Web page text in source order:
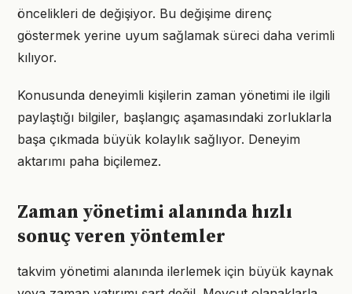
öncelikleri de değişiyor. Bu değişime direnç
göstermek yerine uyum sağlamak süreci daha verimli
kılıyor.
Konusunda deneyimli kişilerin zaman yönetimi ile ilgili
paylaştığı bilgiler, başlangıç aşamasındaki zorluklarla
başa çıkmada büyük kolaylık sağlıyor. Deneyim
aktarımı paha biçilemez.
Zaman yönetimi alanında hızlı
sonuç veren yöntemler
takvim yönetimi alanında ilerlemek için büyük kaynak